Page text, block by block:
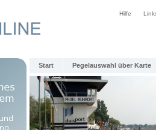
Hilfe
Start Pegelauswahl über Karte